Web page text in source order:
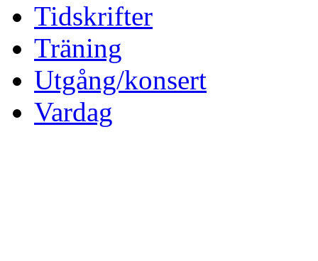
Tidskrifter
Träning
Utgång/konsert
Vardag